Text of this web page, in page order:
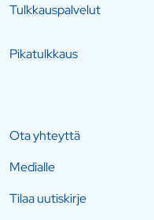
Tulkkauspalvelut
Pikatulkkaus
Ota yhteyttä
Medialle
Tilaa uutiskirje